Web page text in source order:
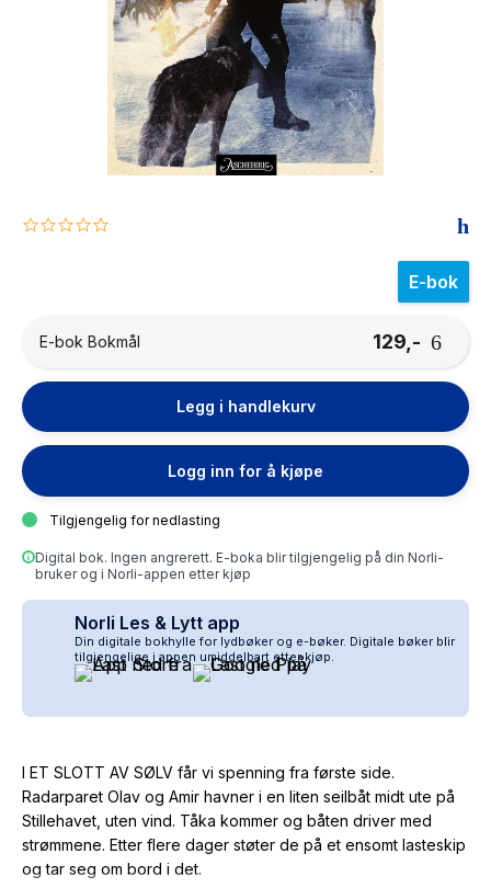
0.0
E-bok
E-bok Bokmål 129,-
Legg i handlekurv
Logg inn for å kjøpe
Tilgjengelig for nedlasting
Digital bok. Ingen angrerett. E-boka blir tilgjengelig på din Norli-
bruker og i Norli-appen etter kjøp
Norli Les & Lytt app
Din digitale bokhylle for lydbøker og e-bøker. Digitale bøker blir
tilgjengelige i appen umiddelbart etter kjøp.
I ET SLOTT AV SØLV får vi spenning fra første side.
Radarparet Olav og Amir havner i en liten seilbåt midt ute på
Stillehavet, uten vind. Tåka kommer og båten driver med
strømmene. Etter flere dager støter de på et ensomt lasteskip
og tar seg om bord i det.